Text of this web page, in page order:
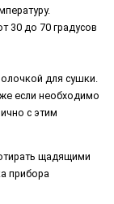
30 до 70 градусов
для сушки.
если необходимо
с этим
щадящими
прибора